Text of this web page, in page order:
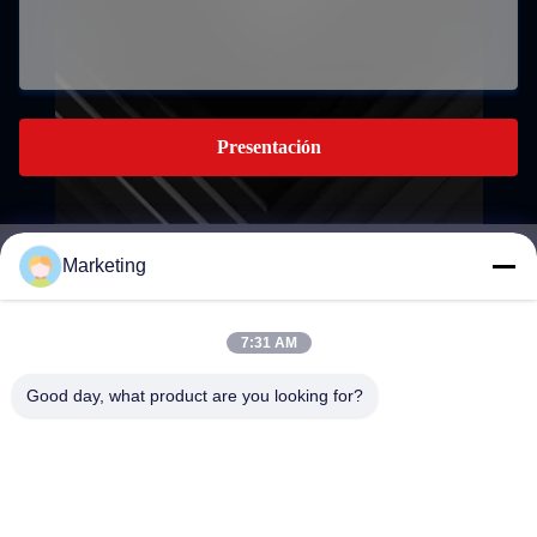
Presentación
marketing@hwashi.com
Marketing
7:31 AM
Good day, what product are you looking for?